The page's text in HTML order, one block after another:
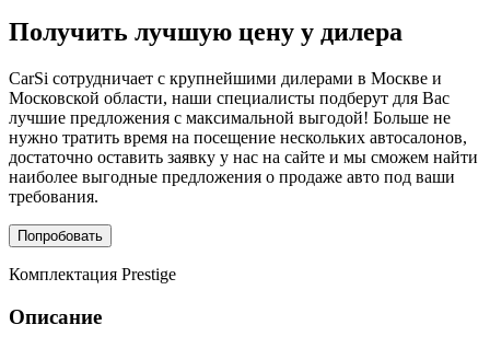
Получить лучшую цену у дилера
CarSi сотрудничает с крупнейшими дилерами в Москве и
Московской области, наши специалисты подберут для Вас
лучшие предложения с максимальной выгодой! Больше не
нужно тратить время на посещение нескольких автосалонов,
достаточно оставить заявку у нас на сайте и мы сможем найти
наиболее выгодные предложения о продаже авто под ваши
требования.
Попробовать
Комплектация Prestige
Описание